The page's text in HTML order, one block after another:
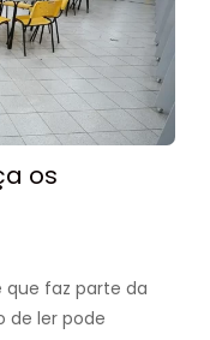
os
faz parte da
de ler pode